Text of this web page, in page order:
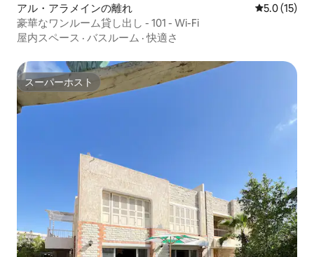
アル・アラメインの離れ レビュー15
5.0 (15)
豪華なワンルーム貸し出し - 101 - Wi-Fi
屋内スペース · バスルーム ·快適さ
スーパーホスト
スーパーホスト